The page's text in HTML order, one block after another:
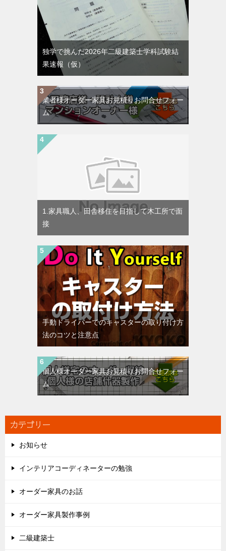
独学で挑んだ2026年二級建築士学科試験結
果速報（仮）
業者様オーダー家具お見積りお問合せフォー
ム
1.家具職人、田舎移住を目指して木工所で面
接
手動ドライバーでのキャスターの取り付け方
法のコツと注意点
個人様オーダー家具お見積りお問合せフォー
ム
カテゴリー
お知らせ
インテリアコーディネーターの勉強
オーダー家具のお話
オーダー家具製作事例
二級建築士